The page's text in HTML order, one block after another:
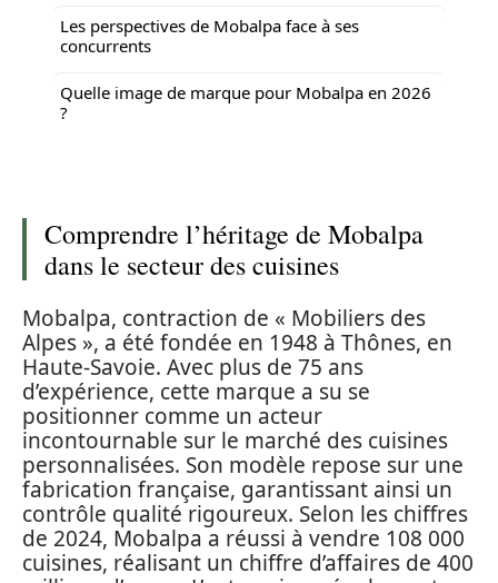
Les perspectives de Mobalpa face à ses
concurrents
Quelle image de marque pour Mobalpa en 2026
?
Comprendre l’héritage de Mobalpa
dans le secteur des cuisines
Mobalpa, contraction de « Mobiliers des
Alpes », a été fondée en 1948 à Thônes, en
Haute-Savoie. Avec plus de 75 ans
d’expérience, cette marque a su se
positionner comme un acteur
incontournable sur le marché des cuisines
personnalisées. Son modèle repose sur une
fabrication française, garantissant ainsi un
contrôle qualité rigoureux. Selon les chiffres
de 2024, Mobalpa a réussi à vendre 108 000
cuisines, réalisant un chiffre d’affaires de 400